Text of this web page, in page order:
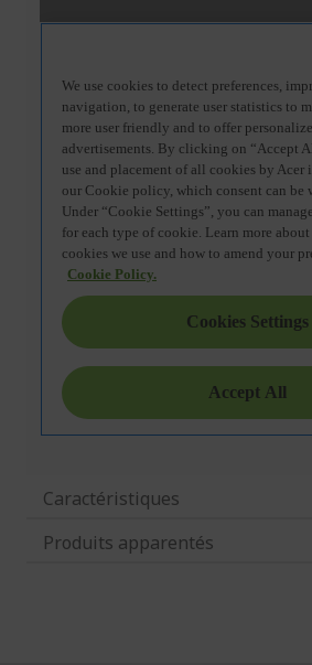
Caractéristiques
Produits apparentés